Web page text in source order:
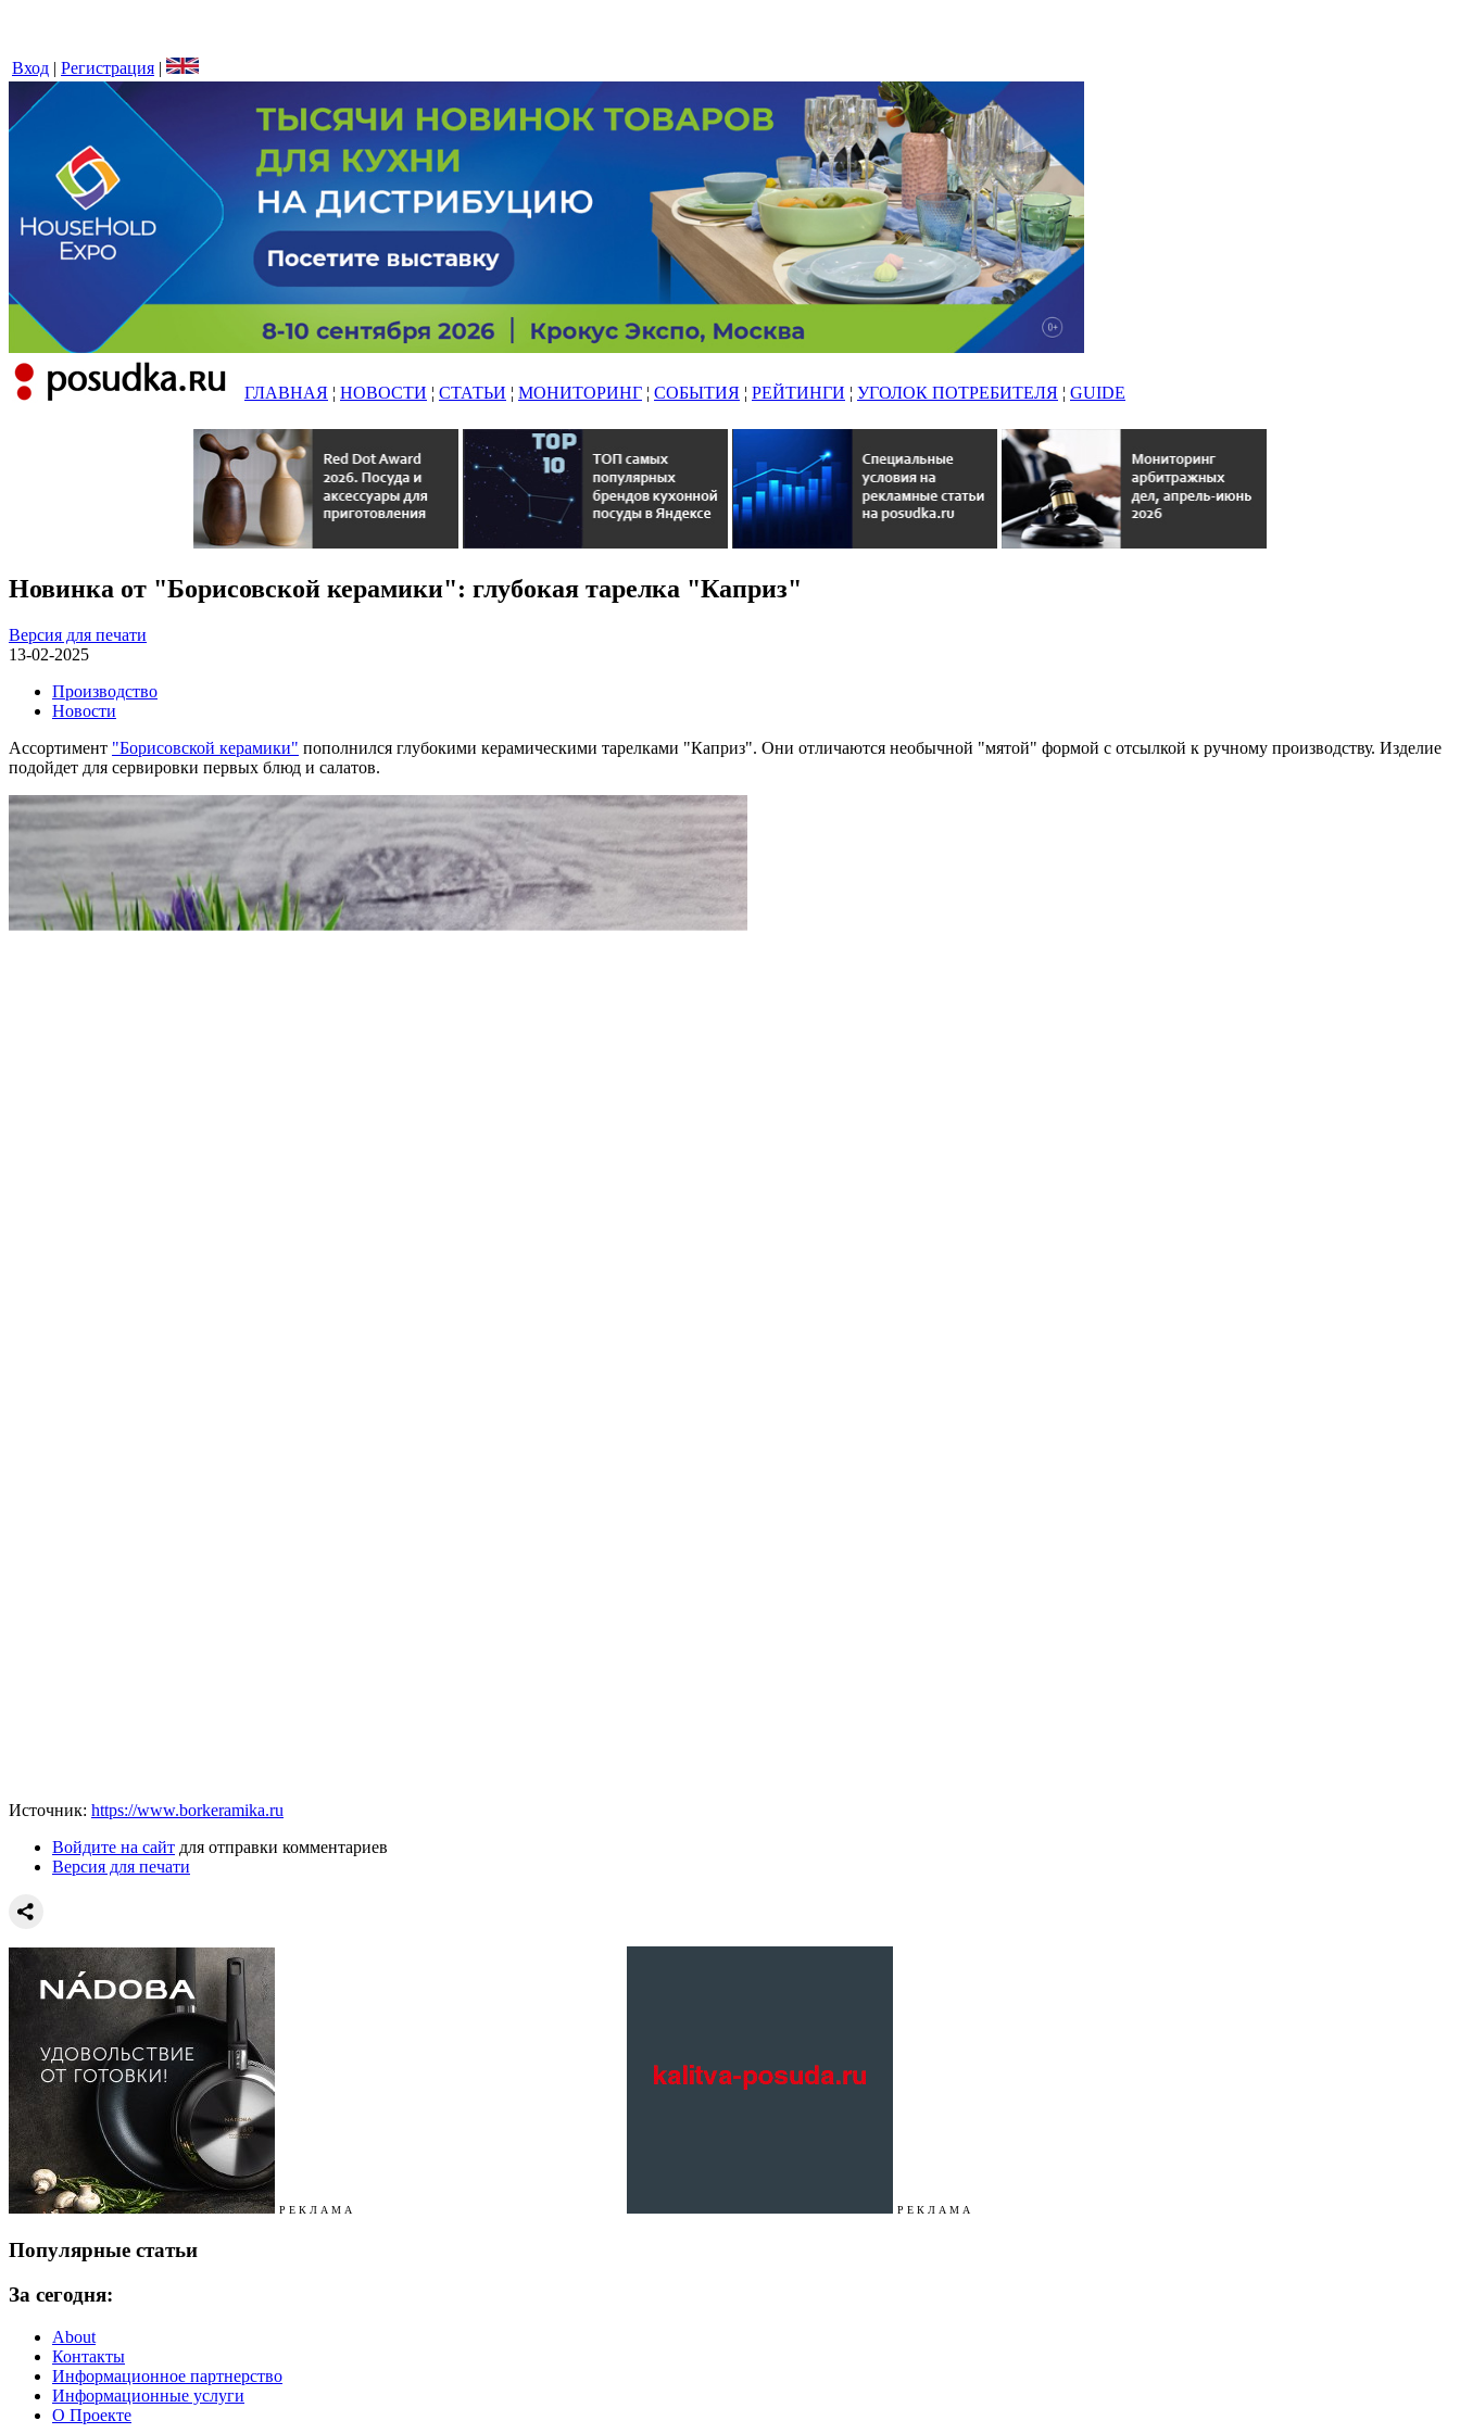
Вход | Регистрация |
ГЛАВНАЯ ¦ НОВОСТИ ¦ СТАТЬИ ¦ МОНИТОРИНГ ¦ СОБЫТИЯ ¦ РЕЙТИНГИ ¦ УГОЛОК ПОТРЕБИТЕЛЯ ¦ GUIDE
Новинка от "Борисовской керамики": глубокая тарелка "Каприз"
Версия для печати
13-02-2025
Производство
Новости
Ассортимент "Борисовской керамики" пополнился глубокими керамическими тарелками "Каприз". Они отличаются необычной "мятой" формой с отсылкой к ручному производству. Изделие
подойдет для сервировки первых блюд и салатов.
Источник: https://www.borkeramika.ru
Войдите на сайт для отправки комментариев
Версия для печати
Р Е К Л А М А Р Е К Л А М А
Популярные статьи
За сегодня:
About
Контакты
Информационное партнерство
Информационные услуги
О Проекте